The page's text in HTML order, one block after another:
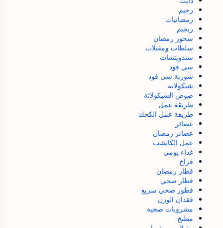
رجيم
رمضانيات
ريجيم
سحور رمضان
سلطات ومقبلات
سندويتشات
سي فود
شوربة سي فود
شيكولاته
صوص الشيكولاتة
طريقة عمل
طريقة عمل الكحك
عصائر
عصائر رمضان
عمل الكاتشب
غداء يومي
فراخ
فطار رمضان
فطار صحي
فطور صحي سريع
فقدان الوزن
مشروبات صحية
مطبخ